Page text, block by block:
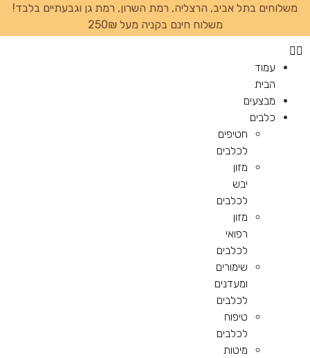
משלוחים בתל אביב, הרצליה, רמת השרון, רמת גן וגבעתיים בלבד!
משלוח חינם בקניה מעל 250₪
עמוד
הבית
מבצעים
כלבים
חטיפים
לכלבים
מזון
יבש
לכלבים
מזון
רפואי
לכלבים
שימורים
ומעדנים
לכלבים
טיפוח
לכלבים
מיטות